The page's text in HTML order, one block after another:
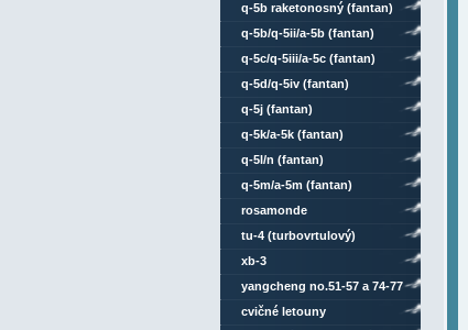
q-5b raketonosný (fantan)
q-5b/q-5ii/a-5b (fantan)
q-5c/q-5iii/a-5c (fantan)
q-5d/q-5iv (fantan)
q-5j (fantan)
q-5k/a-5k (fantan)
q-5l/n (fantan)
q-5m/a-5m (fantan)
rosamonde
tu-4 (turbovrtulový)
xb-3
yangcheng no.51-57 a 74-77
cvičné letouny